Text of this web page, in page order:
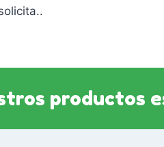
productos